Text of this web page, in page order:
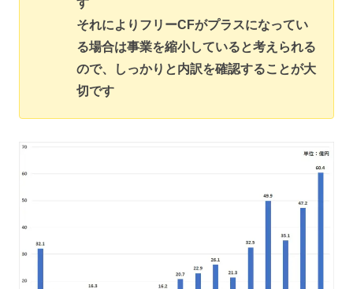
す
それによりフリーCFがプラスになってい
る場合は事業を縮小していると考えられる
ので、しっかりと内訳を確認することが大
切です